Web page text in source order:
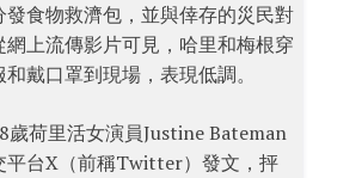
發食物救濟包，並與倖存的災民對
網上流傳影片可見，哈里和梅根穿
戴口罩到現場，表現低調。
歲荷里活女演員Justine Bateman
平台X（前稱Twitter）發文，抨